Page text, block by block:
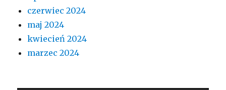
czerwiec 2024
maj 2024
kwiecień 2024
marzec 2024